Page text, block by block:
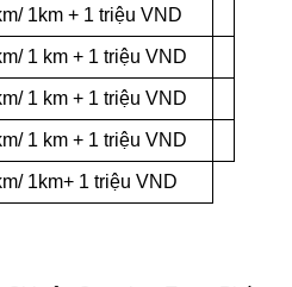
1km + 1 triệu VND
1 km + 1 triệu VND
1 km + 1 triệu VND
1 km + 1 triệu VND
1km+ 1 triệu VND